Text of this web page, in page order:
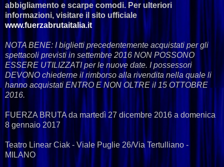
abbigliamento e scarpe comodi. Per ulteriori
informazioni, visitare il sito ufficiale
www.fuerzabrutaitalia.it
NOTA BENE: I biglietti precedentemente acquistati per gli
spettacoli previsti in settembre 2016 NON POSSONO
ESSERE UTILIZZATI per le nuove date. I possessori
DEVONO chiederne il rimborso alla rivendita nella quale li
hanno acquistati ENTRO E NON OLTRE il 15 OTTOBRE
2016.
FUERZA BRUTA da martedì 27 dicembre 2016 a domenica
8 gennaio 2017
Teatro Linear Ciak - Viale Puglie 26/Via Tertulliano -
MILANO